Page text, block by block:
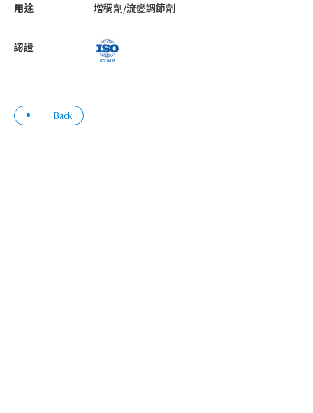
用途 增稠劑/流變調節劑
認證
Back